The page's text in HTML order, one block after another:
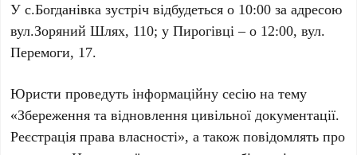
У c.Богданівка зустріч відбудеться о 10:00 за адресою
вул.Зоряний Шлях, 110; у Пирогівці – о 12:00, вул.
Перемоги, 17.
Юристи проведуть інформаційну сесію на тему
«Збереження та відновлення цивільної документації.
Реєстрація права власності», а також повідомлять про